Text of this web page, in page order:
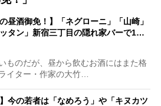
の昼酒御免！】「ネグローニ」「山崎」
ッタン」新宿三丁目の隠れ家バーで1…
ものだが、昼から飲むお酒にはまた格
ター・作家の大竹…
今の若者は「なめろう」や「キヌカツ